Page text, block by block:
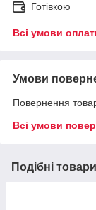
Готівкою
Всі умови
Умови
Повернення
Всі умови
Подібні